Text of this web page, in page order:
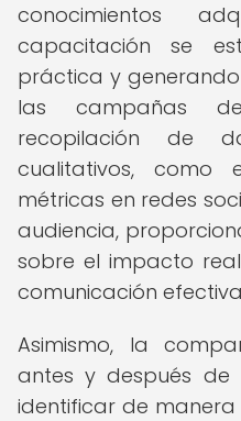
conocimientos
capacitación se
práctica y
las campañas
recopilación de
cualitativos, como
métricas en redes
audiencia,
sobre el impacto
comunicación
Asimismo, la
antes y después de
identificar de